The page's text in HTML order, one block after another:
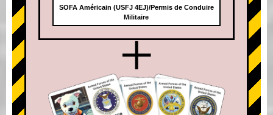
SOFA Américain (USFJ 4EJ)/Permis de Conduire
Militaire
+